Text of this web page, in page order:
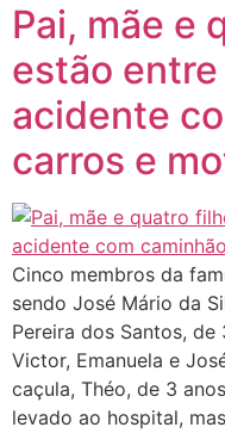
Pai, mãe e
estão
acidente
carros e
Cinco membros da
sendo José Mário da
Pereira dos Santos,
Victor, Emanuela e
caçula, Théo, de 3
levado ao hospital,